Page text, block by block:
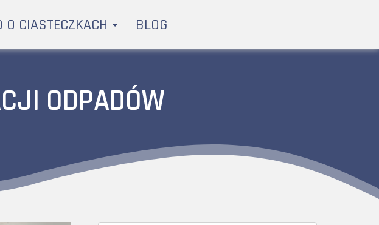
O CIASTECZKACH BLOG
ODPADÓW